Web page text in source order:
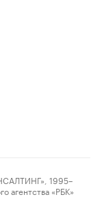
1995–
агентства «РБК»